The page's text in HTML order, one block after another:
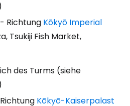
Richtung Kōkyō Imperial
Tsukiji Fish Market,
des Turms (siehe
Kōkyō-Kaiserpalast